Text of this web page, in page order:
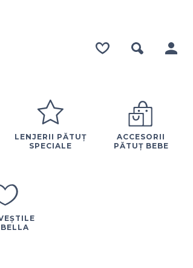
LENJERII PĂTUȚ
SPECIALE
ACCESORII
PĂTUȚ BEBE